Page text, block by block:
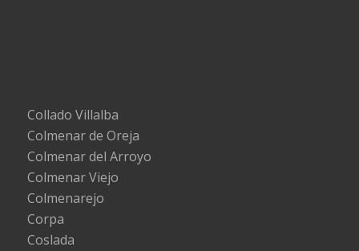
Collado Villalba
Colmenar de Oreja
Colmenar del Arroyo
Colmenar Viejo
Colmenarejo
Corpa
Coslada